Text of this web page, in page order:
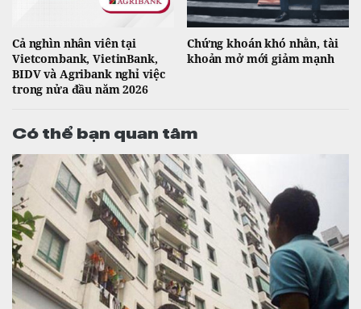
Cả nghìn nhân viên tại
Vietcombank, VietinBank,
BIDV và Agribank nghỉ việc
trong nửa đầu năm 2026
Chứng khoán khó nhằn, tài
khoản mở mới giảm mạnh
Có thể bạn quan tâm